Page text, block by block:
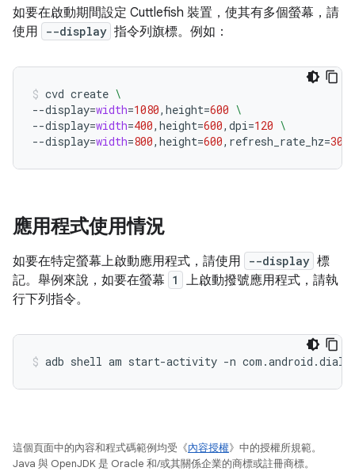
如要在啟動期間設定 Cuttlefish 裝置，使其有多個螢幕，請
使用
--display 指令列旗標。例如：
cvd create \
--display=width=1080,height=600 \
--display=width=400,height=600,dpi=120 \
--display=width=800,height=600,refresh_rate_hz=30
應用程式使用情況
如要在特定螢幕上啟動應用程式，請使用 --display 標
記。舉例來說，如要在螢幕 1
上啟動撥號應用程式，請執
行下列指令。
adb shell am start-activity -n
這個頁面中的內容和程式碼範例均受《內容授權》中的授權所規範。
Java 與 OpenJDK 是 Oracle 和/或其關係企業的商標或註冊商標。